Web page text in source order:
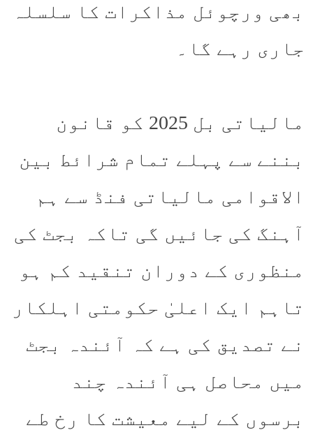
بھی ورچوئل مذاکرات کا سلسلہ
جاری رہے گا۔
مالیاتی بل 2025 کو قانون
بننے سے پہلے تمام شرائط بین
الاقوامی مالیاتی فنڈ سے ہم
آہنگ کی جائیں گی تاکہ بجٹ کی
منظوری کے دوران تنقید کم ہو
تاہم ایک اعلیٰ حکومتی اہلکار
نے تصدیق کی ہے کہ آئندہ بجٹ
میں محاصل ہی آئندہ چند
برسوں کے لیے معیشت کا رخ طے